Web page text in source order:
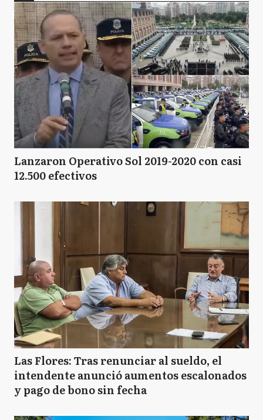
Lanzaron Operativo Sol 2019-2020 con casi
12.500 efectivos
Las Flores: Tras renunciar al sueldo, el
intendente anunció aumentos escalonados
y pago de bono sin fecha